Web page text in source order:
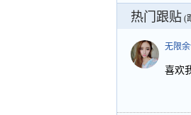
热门跟贴 (
无限余
喜欢